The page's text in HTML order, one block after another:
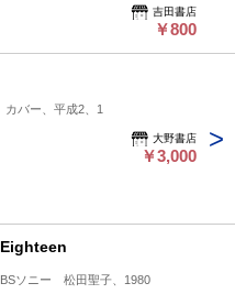
吉田書店
￥800
バー、平成2、1
大野書店
￥3,000
ソニー 松田聖子、1980